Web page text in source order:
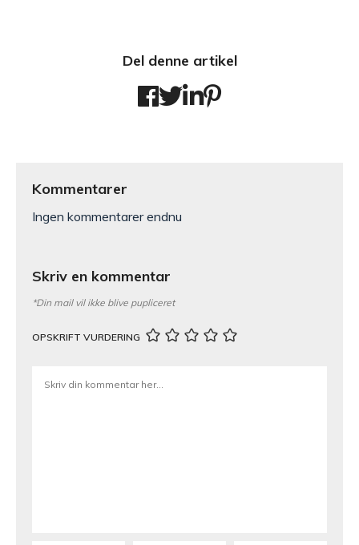
Del denne artikel
Kommentarer
Ingen kommentarer endnu
Skriv en kommentar
*Din mail vil ikke blive pupliceret
OPSKRIFT VURDERING